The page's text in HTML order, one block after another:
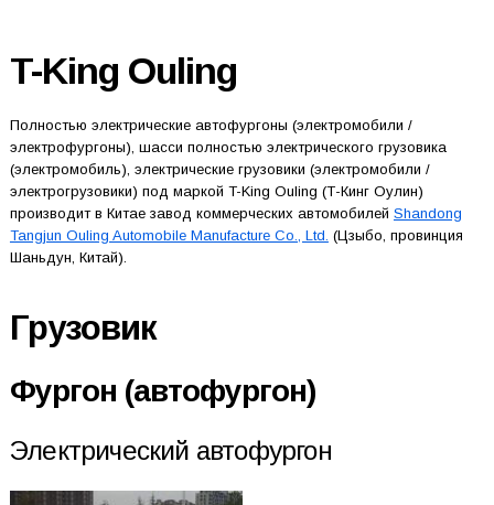
T-King Ouling
Полностью электрические автофургоны (электромобили /
электрофургоны), шасси полностью электрического грузовика
(электромобиль), электрические грузовики (электромобили /
электрогрузовики) под маркой T-King Ouling (Т-Кинг Оулин)
производит в Китае завод коммерческих автомобилей Shandong
Tangjun Ouling Automobile Manufacture Co., Ltd. (Цзыбо, провинция
Шаньдун, Китай).
Грузовик
Фургон (автофургон)
Электрический автофургон